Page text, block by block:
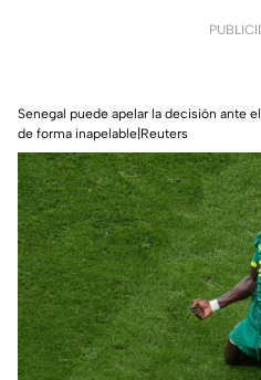
Senegal puede apelar la decisión ante
de forma inapelable|Reuters